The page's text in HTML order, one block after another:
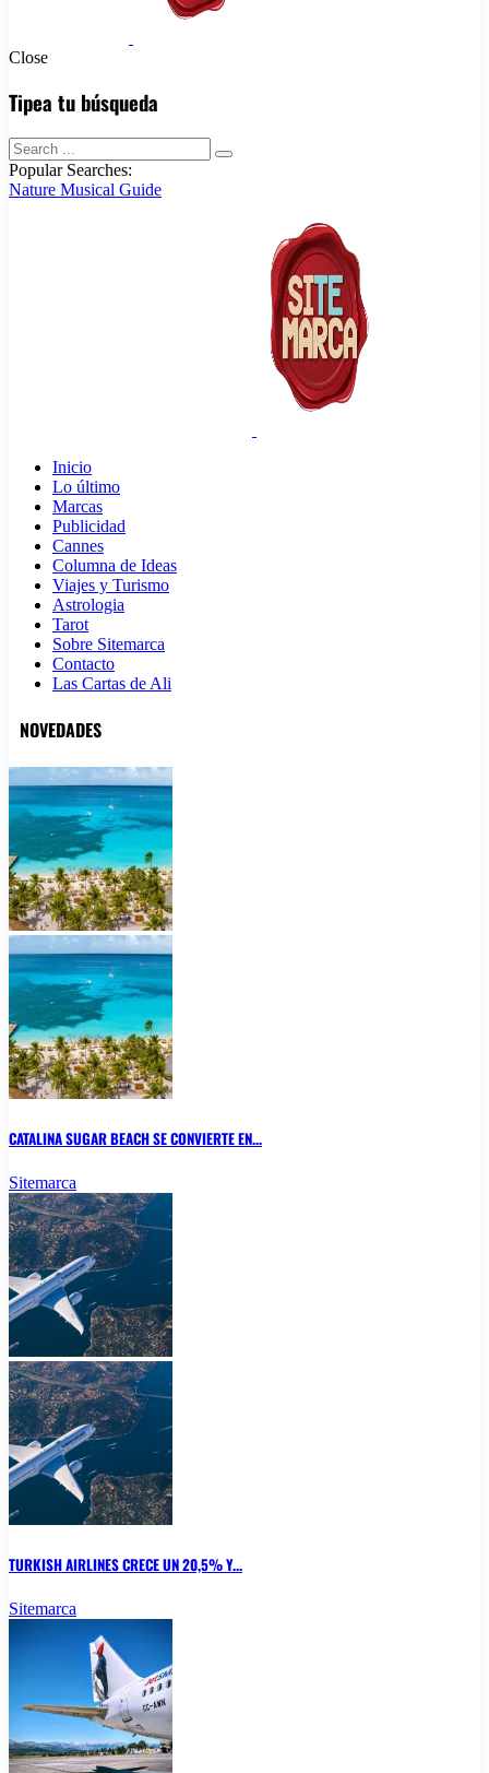
Close
Tipea tu búsqueda
Popular Searches:
Nature Musical Guide
Inicio
Lo último
Marcas
Publicidad
Cannes
Columna de Ideas
Viajes y Turismo
Astrologia
Tarot
Sobre Sitemarca
Contacto
Las Cartas de Ali
NOVEDADES
CATALINA SUGAR BEACH SE CONVIERTE EN...
Sitemarca
TURKISH AIRLINES CRECE UN 20,5% Y...
Sitemarca